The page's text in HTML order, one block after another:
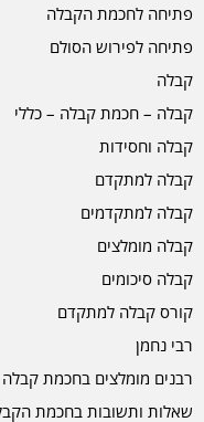
פתיחה לחכמת הקבלה
פתיחה לפירוש הסולם
קבלה
קבלה – חכמת קבלה – כללי
קבלה וחסידות
קבלה למתקדם
קבלה למתקדמים
קבלה מומלצים
קבלה סיכומים
קורס קבלה למתקדם
רבי נחמן
רבנים מומלצים בחכמת קבלה
שאלות ותשובות בחכמת